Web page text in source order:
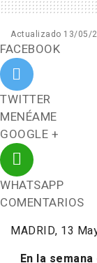
Actualizado 13/05/
FACEBOOK
TWITTER
MENÉAME
GOOGLE +
WHATSAPP
COMENTARIOS
MADRID, 13
En la